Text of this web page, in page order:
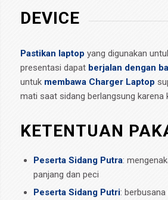
DEVICE
Pastikan laptop yang digunakan
presentasi dapat berjalan dengan
untuk membawa Charger Laptop
mati saat sidang berlangsung karena
KETENTUAN
Peserta Sidang Putra:
panjang dan peci
Peserta Sidang Putri: